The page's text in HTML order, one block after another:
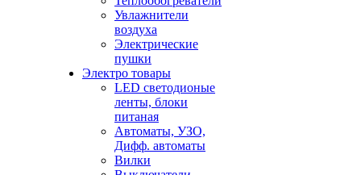
Увлажнители
воздуха
Электрические
пушки
Электро товары
LED светодионые
ленты, блоки
питаная
Автоматы, УЗО,
Дифф. автоматы
Вилки